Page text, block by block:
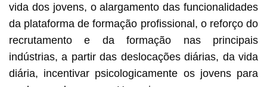
vida dos jovens, o alargamento das funcionalidades
da plataforma de formação profissional, o reforço do
recrutamento e da formação nas principais
indústrias, a partir das deslocações diárias, da vida
diária, incentivar psicologicamente os jovens para